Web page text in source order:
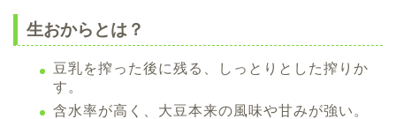
生おからとは？
豆乳を搾った後に残る、しっとりとした搾りか
す。
含水率が高く、大豆本来の風味や甘みが強い。